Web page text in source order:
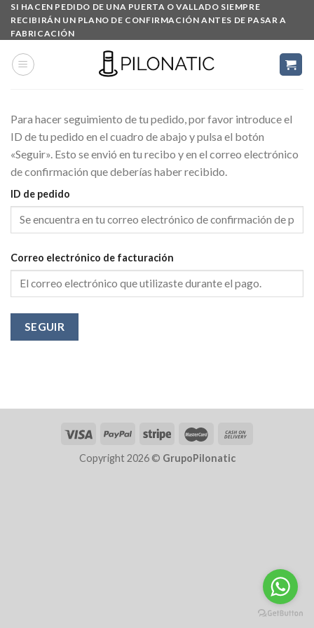
Skip
content
SI HACEN PEDIDO DE UNA PUERTA O VALLADO SIEMPRE
RECIBIRÁN UN PLANO DE CONFIRMACIÓN ANTES DE PASAR A
FABRICACIÓN
Para hacer seguimiento de tu pedido, por favor introduce el
ID de tu pedido en el cuadro de abajo y pulsa el botón
«Seguir». Esto se envió en tu recibo y en el correo electrónico
de confirmación que deberías haber recibido.
ID de pedido
Correo electrónico de facturación
SEGUIR
Copyright 2026 © GrupoPilonatic